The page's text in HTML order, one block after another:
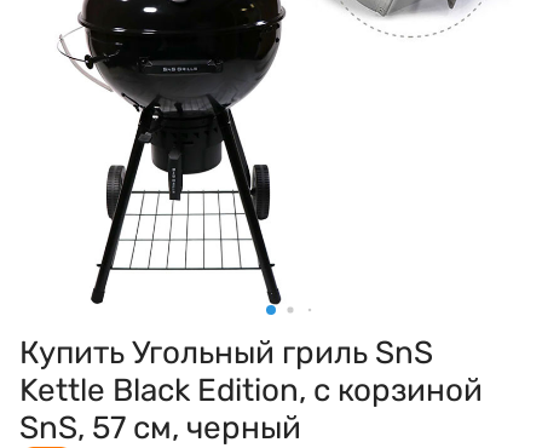
Купить Угольный гриль SnS
Kettle Black Edition, с корзиной
SnS, 57 см, черный